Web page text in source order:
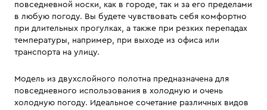
повседневной носки, как в городе, так и за его пределами
в любую погоду. Вы будете чувствовать себя комфортно
при длительных прогулках, а также при резких перепадах
температуры, например, при выходе из офиса или
транспорта на улицу.
Модель из двухслойного полотна предназначена для
повседневного использования в холодную и очень
холодную погоду. Идеальное сочетание различных видов